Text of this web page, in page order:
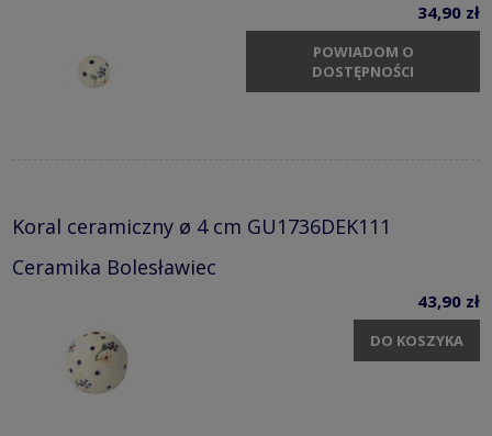
34,90 zł
POWIADOM O
DOSTĘPNOŚCI
Koral ceramiczny ø 4 cm GU1736DEK111
Ceramika Bolesławiec
43,90 zł
DO KOSZYKA